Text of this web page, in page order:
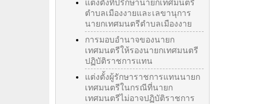
แต่งตั้งที่ปรึกษานายกเทศมนตรี
ตำบลเมืองงายและเลขานุการ
นายกเทศมนตรีตำบลเมืองงาย
การมอบอำนาจของนายก
เทศมนตรีให้รองนายกเทศมนตรี
ปฏิบัติราชการแทน
แต่งตั้งผู้รักษาราชการแทนนายก
เทศมนตรีในกรณีที่นายก
เทศมนตรีไม่อาจปฏิบัติราชการ